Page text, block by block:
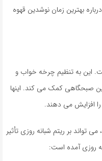
درباره بهترین زمان نوشدین قهوه
این به تنظیم چرخه خواب و
صبحگاهی کمک می کند. اینها
افزایش می دهند.
تواند بر ریتم شبانه روزی تأثیر
روزی آمده است: